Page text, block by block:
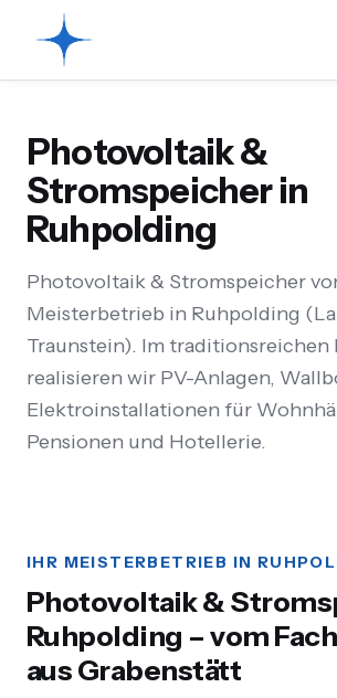
Photovoltaik &
Stromspeicher in
Ruhpolding
Photovoltaik & Stromspeicher
Meisterbetrieb in Ruhpolding
Traunstein). Im traditionsreichen
realisieren wir PV-Anlagen,
Elektroinstallationen für
Pensionen und Hotellerie.
IHR MEISTERBETRIEB IN
Photovoltaik &
Ruhpolding – vom
aus Grabenstätt